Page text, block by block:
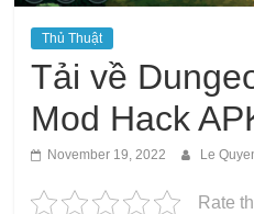
Thủ Thuật
Tải về
Mod Hack
November 19, 2022 Le
Rate